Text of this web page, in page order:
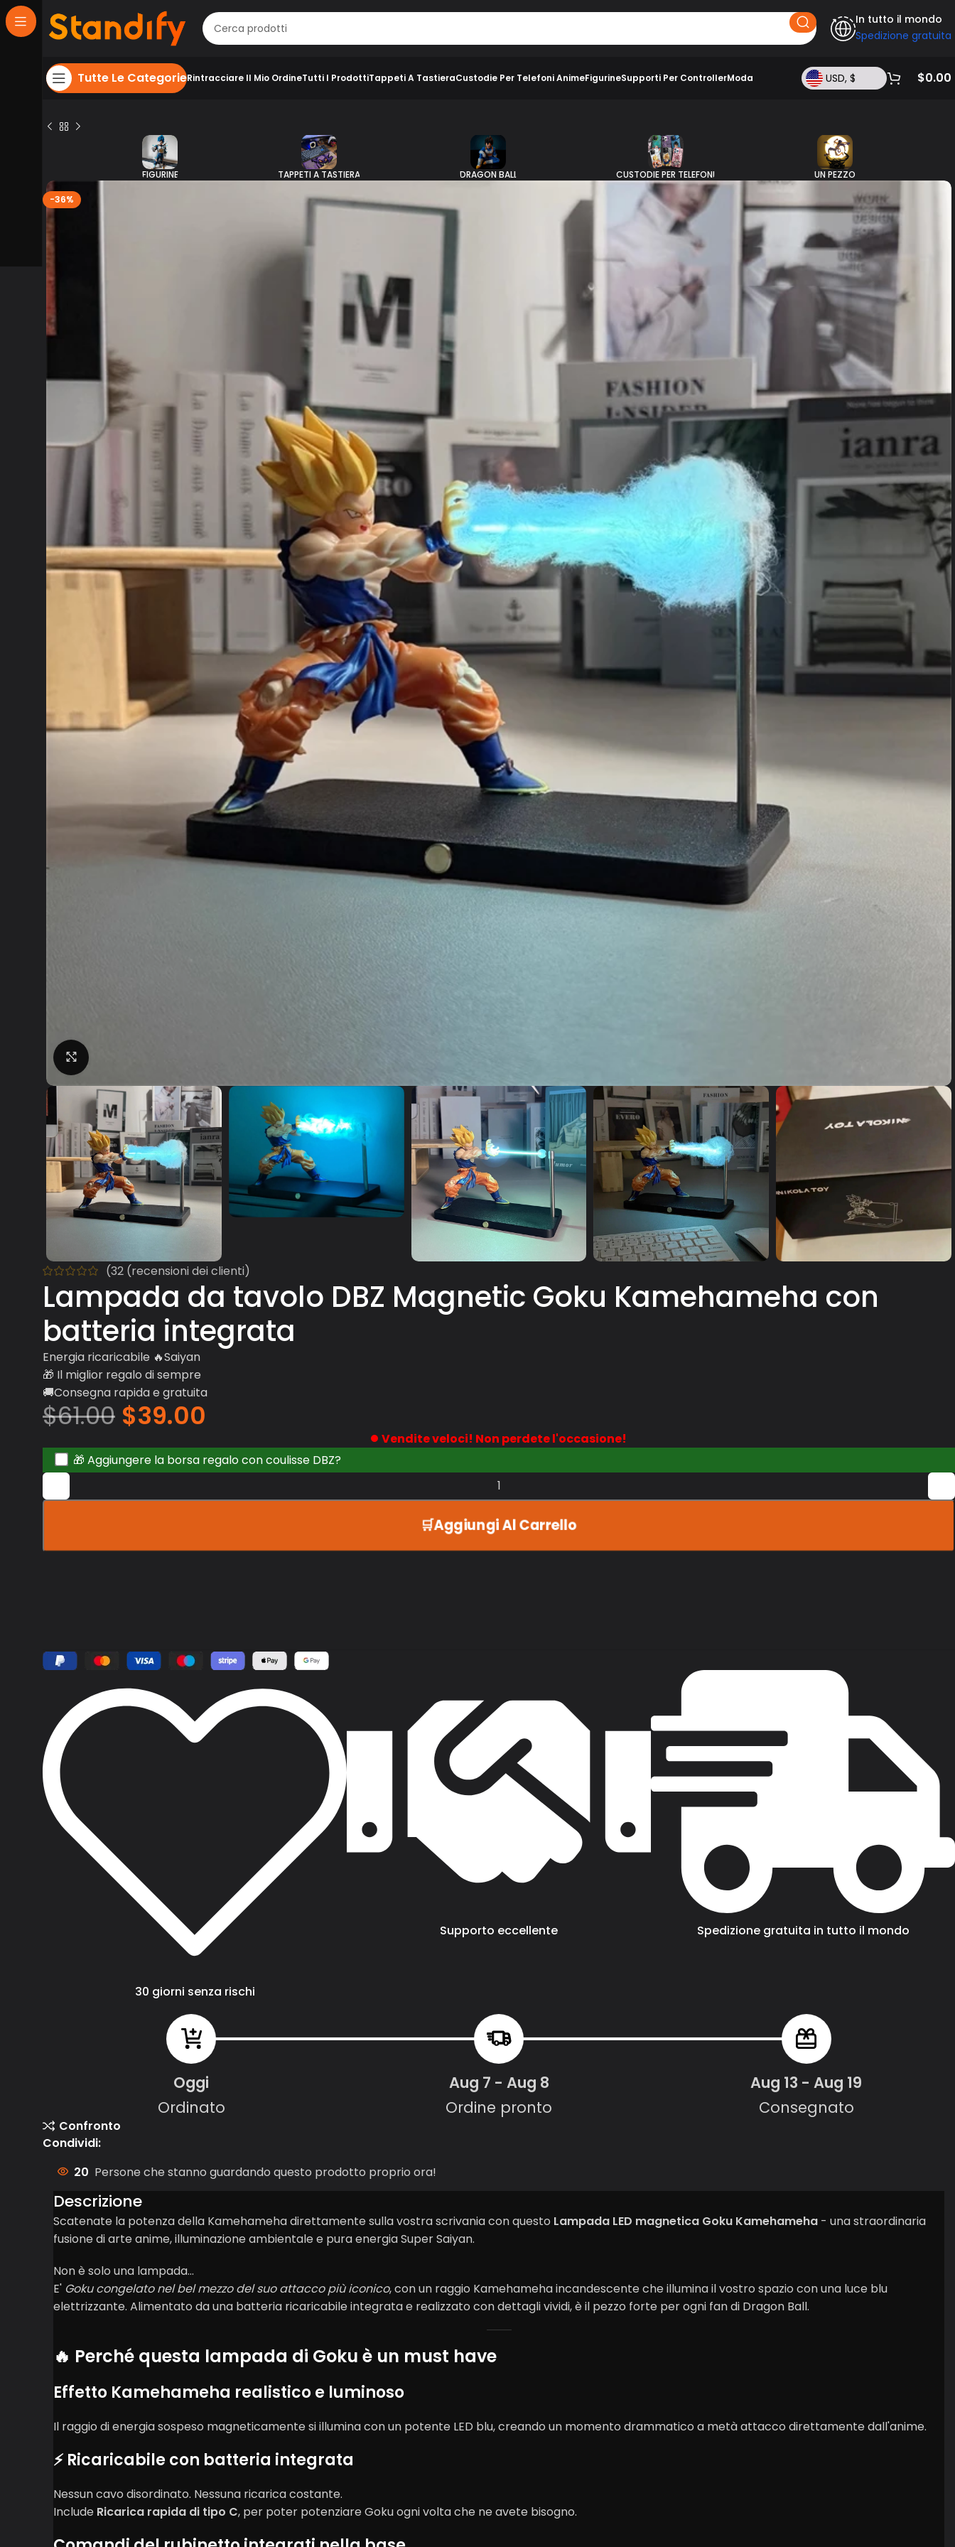
In tutto il mondo
Spedizione gratuita
Tutte Le CategorieRintracciare Il Mio OrdineTutti I ProdottiTappeti A TastieraCustodie Per Telefoni AnimeFigurineSupporti Per ControllerModa USD, $ $0.00
59.00
FIGURINE TAPPETI A TASTIERA DRAGON BALL CUSTODIE PER TELEFONI UN PEZZO
-36%
(32 (recensioni dei clienti)
Lampada da tavolo DBZ Magnetic Goku Kamehameha con
batteria integrata
Energia ricaricabile 🔥Saiyan
🎁 Il miglior regalo di sempre
🚚Consegna rapida e gratuita
$61.00 $39.00
Vendite veloci! Non perdete l'occasione!
🎁 Aggiungere la borsa regalo con coulisse DBZ?
Aggiungi Al Carrello
30 giorni senza rischi
Supporto eccellente Spedizione gratuita in tutto il mondo
Oggi
Ordinato
Aug 7 - Aug 8
Ordine pronto
Aug 13 - Aug 19
Consegnato
Confronto
Condividi:
20 Persone che stanno guardando questo prodotto proprio ora!
Descrizione
Scatenate la potenza della Kamehameha direttamente sulla vostra scrivania con questo Lampada LED magnetica Goku Kamehameha - una straordinaria
fusione di arte anime, illuminazione ambientale e pura energia Super Saiyan.
Non è solo una lampada...
E' Goku congelato nel bel mezzo del suo attacco più iconico, con un raggio Kamehameha incandescente che illumina il vostro spazio con una luce blu
elettrizzante. Alimentato da una batteria ricaricabile integrata e realizzato con dettagli vividi, è il pezzo forte per ogni fan di Dragon Ball.
🔥 Perché questa lampada di Goku è un must have
Effetto Kamehameha realistico e luminoso
Il raggio di energia sospeso magneticamente si illumina con un potente LED blu, creando un momento drammatico a metà attacco direttamente dall'anime.
⚡ Ricaricabile con batteria integrata
Nessun cavo disordinato. Nessuna ricarica costante.
Include Ricarica rapida di tipo C, per poter potenziare Goku ogni volta che ne avete bisogno.